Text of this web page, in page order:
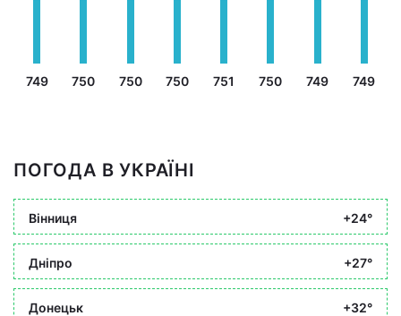
749 750 750 750 751 750 749 749
ПОГОДА В УКРАЇНІ
Вінниця +24°
Дніпро +27°
Донецьк +32°